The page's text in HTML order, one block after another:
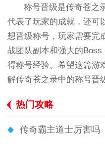
称号晋级是传奇苍之
代表了玩家的成就，还可
想晋级称号，玩家需要完
战团队副本和强大的
得称号经验。希望这篇游
解传奇苍之录中的称号晋
热门攻略
传奇霸主道士厉害吗